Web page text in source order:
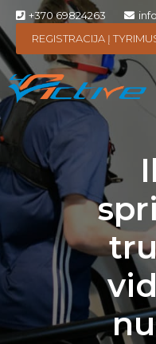
+370 69824263
REGISTRACIJA Į